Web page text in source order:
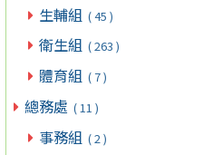
生輔組 ( 45 )
衛生組 ( 263 )
體育組 ( 7 )
總務處 ( 11 )
事務組 ( 2 )